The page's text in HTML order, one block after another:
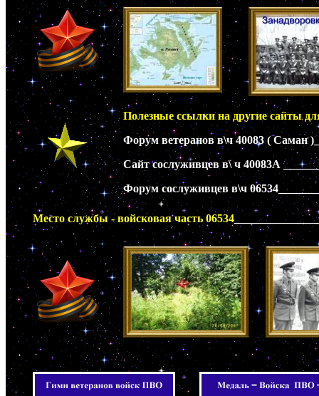
Полезные ссылки на другие сайты
Форум ветеранов в\ч 40083 ( Саман
Сайт сослуживцев в\ ч 40083А
Форум сослуживцев в\ч
Место службы - войсковая часть 06534